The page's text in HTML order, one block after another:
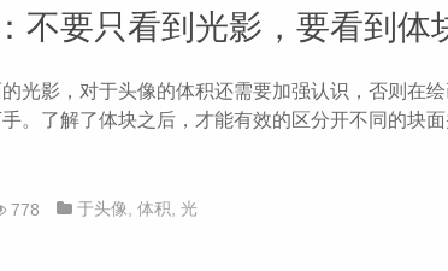
不要只看到光影，要看到体
光影，对于头像的体积还需要加强认识，否则在
。了解了体块之后，才能有效的区分开不同的块
778 于头像 体积 光